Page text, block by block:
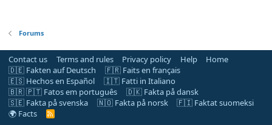
Forums
Contact us Terms and rules Privacy policy Help
Home
🇩🇪 Fakten auf Deutsch
🇫🇷 Faits en français
🇪🇸 Hechos en Español
🇮🇹 Fatti in Italiano
🇧🇷 🇵🇹 Fatos em português
🇩🇰 Fakta på dansk
🇸🇪 Fakta på svenska
🇳🇴 Fakta på norsk
🇫🇮 Faktat suomeksi
🌍 Facts
R